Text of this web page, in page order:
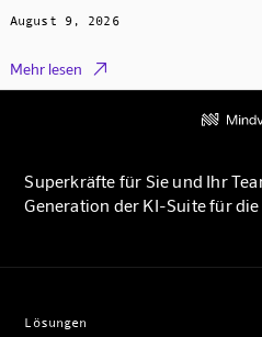
August 9, 2026
Mehr lesen 
Superkräfte für Sie und Ihr
Generation der KI-Suite für
Lösungen